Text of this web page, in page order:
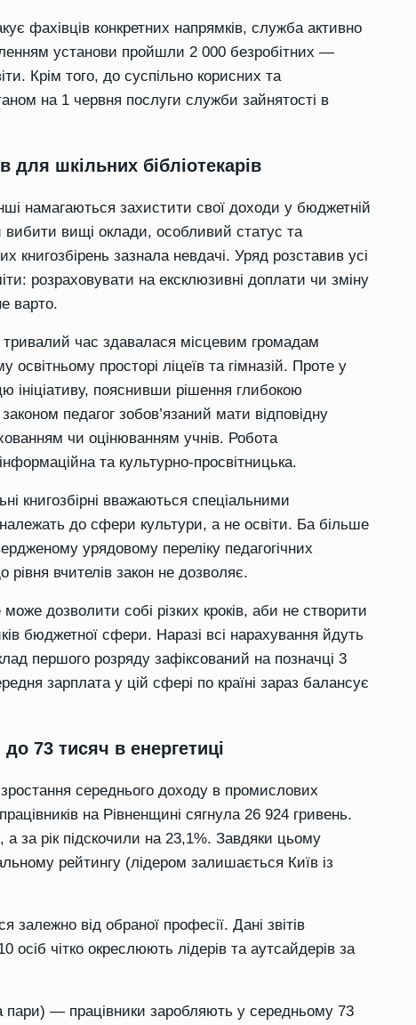
фахівців конкретних напрямків, служба активно
установи пройшли 2 000 безробітних —
Крім того, до суспільно корисних та
на 1 червня послуги служби зайнятості в
для шкільних бібліотекарів
намагаються захистити свої доходи у бюджетній
вибити вищі оклади, особливий статус та
книгозбірень зазнала невдачі. Уряд розставив усі
розраховувати на ексклюзивні доплати чи зміну
варто.
тривалий час здавалася місцевим громадам
просторі ліцеїв та гімназій. Проте у
ініціативу, пояснивши рішення глибокою
педагог зобов’язаний мати відповідну
чи оцінюванням учнів. Робота
та культурно-просвітницька.
книгозбірні вважаються спеціальними
належать до сфери культури, а не освіти. Ба більше
урядовому переліку педагогічних
рівня вчителів закон не дозволяє.
дозволити собі різких кроків, аби не створити
бюджетної сфери. Наразі всі нарахування йдуть
першого розряду зафіксований на позначці 3
зарплата у цій сфері по країні зараз балансує
до 73 тисяч в енергетиці
середнього доходу в промислових
на Рівненщині сягнула 26 924 гривень.
за рік підскочили на 23,1%. Завдяки цьому
рейтингу (лідером залишається Київ із
залежно від обраної професії. Дані звітів
осіб чітко окреслюють лідерів та аутсайдерів за
пари) — працівники заробляють у середньому 73